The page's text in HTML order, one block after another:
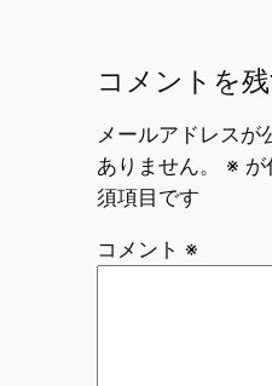
コメントを
メールアドレスが
ありません。
※ が
須項目です
コメント ※